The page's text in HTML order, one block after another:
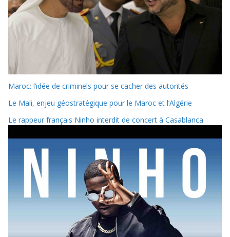
Maroc: l’idée de criminels pour se cacher des autorités
Le Mali, enjeu géostratégique pour le Maroc et l’Algérie
Le rappeur français Ninho interdit de concert à Casablanca